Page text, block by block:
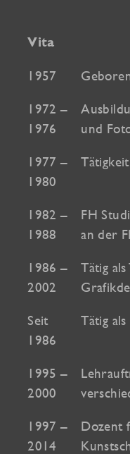
Vita
1957
1972 –
1976
und
1977 –
1980
1982 –
1988
FH
an der
1986 –
2002
Tätig
Seit
1986
Tätig
1995 –
2000
1997 –
2014
Dozent